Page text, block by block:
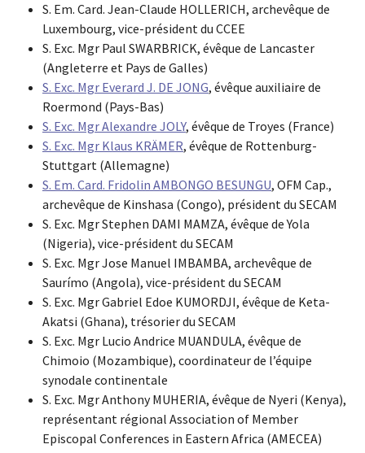
S. Em. Card. Jean-Claude HOLLERICH, archevêque de
Luxembourg, vice-président du CCEE
S. Exc. Mgr Paul SWARBRICK, évêque de Lancaster
(Angleterre et Pays de Galles)
S. Exc. Mgr Everard J. DE JONG, évêque auxiliaire de
Roermond (Pays-Bas)
S. Exc. Mgr Alexandre JOLY, évêque de Troyes (France)
S. Exc. Mgr Klaus KRÄMER, évêque de Rottenburg-
Stuttgart (Allemagne)
S. Em. Card. Fridolin AMBONGO BESUNGU, OFM Cap.,
archevêque de Kinshasa (Congo), président du SECAM
S. Exc. Mgr Stephen DAMI MAMZA, évêque de Yola
(Nigeria), vice-président du SECAM
S. Exc. Mgr Jose Manuel IMBAMBA, archevêque de
Saurímo (Angola), vice-président du SECAM
S. Exc. Mgr Gabriel Edoe KUMORDJI, évêque de Keta-
Akatsi (Ghana), trésorier du SECAM
S. Exc. Mgr Lucio Andrice MUANDULA, évêque de
Chimoio (Mozambique), coordinateur de l’équipe
synodale continentale
S. Exc. Mgr Anthony MUHERIA, évêque de Nyeri (Kenya),
représentant régional Association of Member
Episcopal Conferences in Eastern Africa (AMECEA)